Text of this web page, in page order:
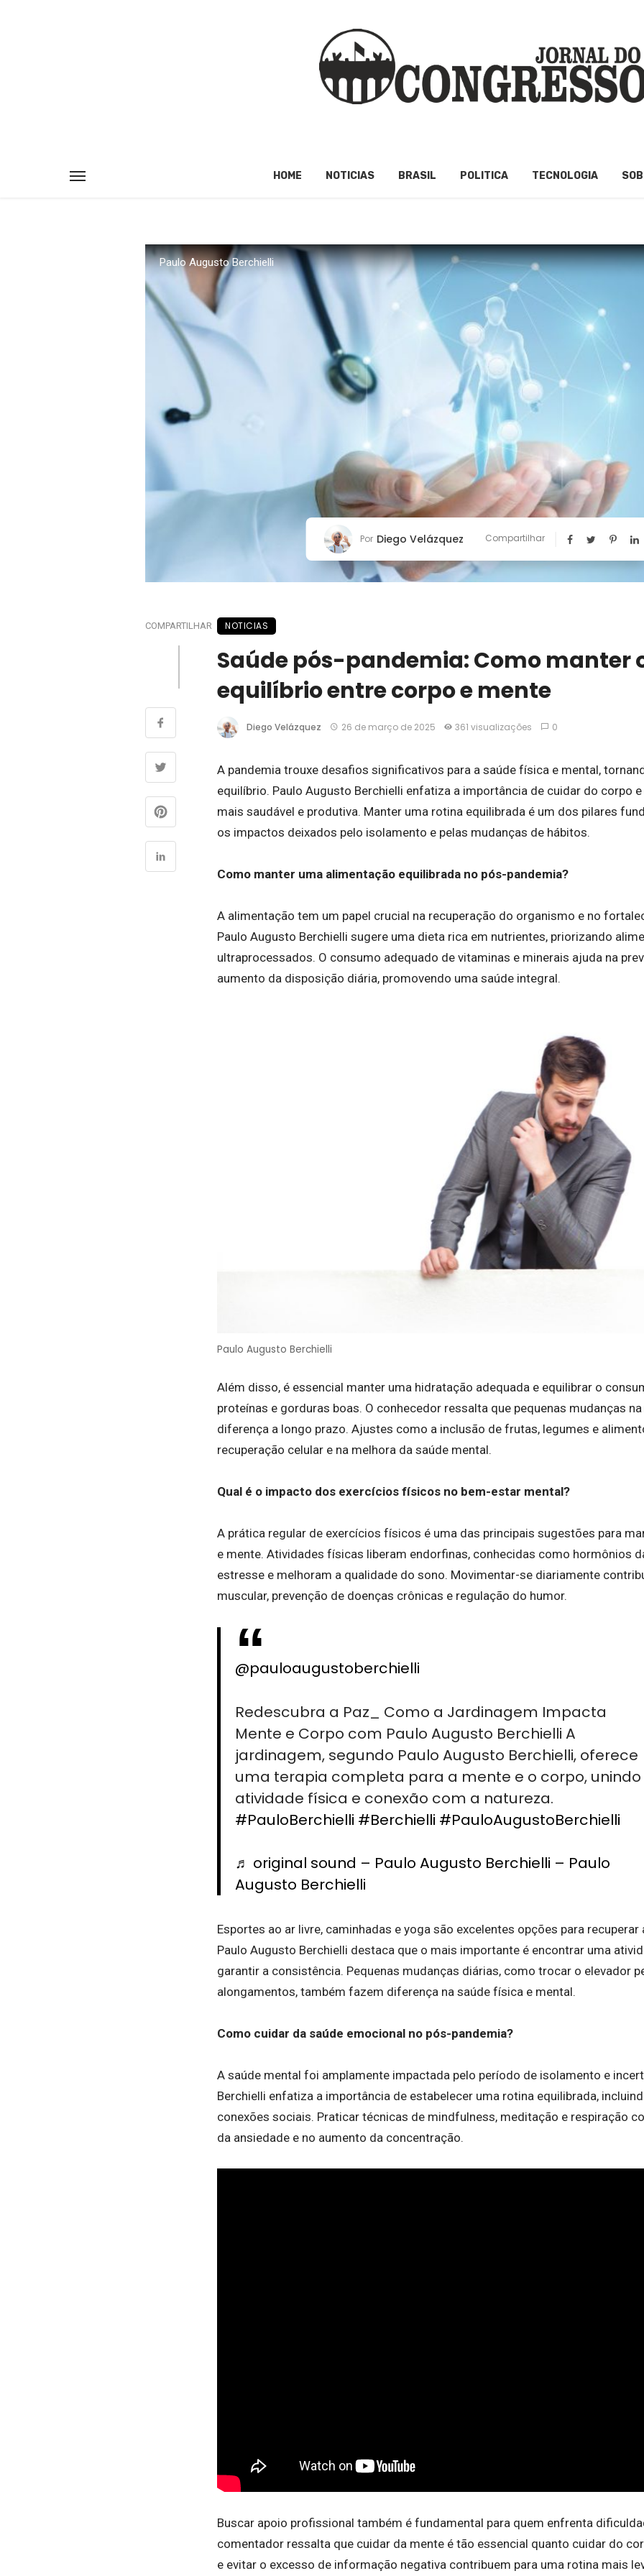
HOME NOTICIAS BRASIL POLITICA TECNOLOGIA
Paulo Augusto Berchielli
Por Diego Velázquez Compartilhar
COMPARTILHAR NOTICIAS
Saúde pós-pandemia: Como manter
equilíbrio entre corpo e mente
Diego Velázquez 26 de março de 2025 361 visualizações 0
A pandemia trouxe desafios significativos para a saúde física e mental,
equilíbrio. Paulo Augusto Berchielli enfatiza a importância de cuidar do corpo
mais saudável e produtiva. Manter uma rotina equilibrada é um dos pilares
os impactos deixados pelo isolamento e pelas mudanças de hábitos.
Como manter uma alimentação equilibrada no pós-pandemia?
A alimentação tem um papel crucial na recuperação do organismo e no
Paulo Augusto Berchielli sugere uma dieta rica em nutrientes, priorizando
ultraprocessados. O consumo adequado de vitaminas e minerais ajuda na
aumento da disposição diária, promovendo uma saúde integral.
Paulo Augusto Berchielli
Além disso, é essencial manter uma hidratação adequada e equilibrar o
proteínas e gorduras boas. O conhecedor ressalta que pequenas mudanças
diferença a longo prazo. Ajustes como a inclusão de frutas, legumes e
recuperação celular e na melhora da saúde mental.
Qual é o impacto dos exercícios físicos no bem-estar mental?
A prática regular de exercícios físicos é uma das principais sugestões para
e mente. Atividades físicas liberam endorfinas, conhecidas como hormônios
estresse e melhoram a qualidade do sono. Movimentar-se diariamente
muscular, prevenção de doenças crônicas e regulação do humor.
@pauloaugustoberchielli
Redescubra a Paz_ Como a Jardinagem Impacta
Mente e Corpo com Paulo Augusto Berchielli A
jardinagem, segundo Paulo Augusto Berchielli, oferece
uma terapia completa para a mente e o corpo, unindo
atividade física e conexão com a natureza.
#PauloBerchielli #Berchielli #PauloAugustoBerchielli
♬ original sound – Paulo Augusto Berchielli – Paulo
Augusto Berchielli
Esportes ao ar livre, caminhadas e yoga são excelentes opções para recuperar
Paulo Augusto Berchielli destaca que o mais importante é encontrar uma
garantir a consistência. Pequenas mudanças diárias, como trocar o elevador
alongamentos, também fazem diferença na saúde física e mental.
Como cuidar da saúde emocional no pós-pandemia?
A saúde mental foi amplamente impactada pelo período de isolamento e
Berchielli enfatiza a importância de estabelecer uma rotina equilibrada,
conexões sociais. Praticar técnicas de mindfulness, meditação e respiração
da ansiedade e no aumento da concentração.
Buscar apoio profissional também é fundamental para quem enfrenta
comentador ressalta que cuidar da mente é tão essencial quanto cuidar do
e evitar o excesso de informação negativa contribuem para uma rotina mais